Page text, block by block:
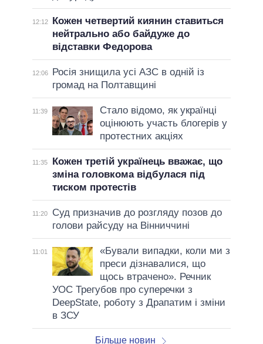
12:12
Кожен четвертий киянин ставиться
нейтрально або байдуже до
відставки Федорова
12:06
Росія знищила усі АЗС в одній із
громад на Полтавщині
11:39
Стало відомо, як українці
оцінюють участь блогерів у
протестних акціях
11:35
Кожен третій українець вважає, що
зміна головкома відбулася під
тиском протестів
11:20
Суд призначив до розгляду позов до
голови райсуду на Вінниччині
11:01
«Бували випадки, коли ми з
преси дізнавалися, що
щось втрачено». Речник
УОС Трегубов про cуперечки з
DeepState, роботу з Драпатим і зміни
в ЗСУ
Більше новин